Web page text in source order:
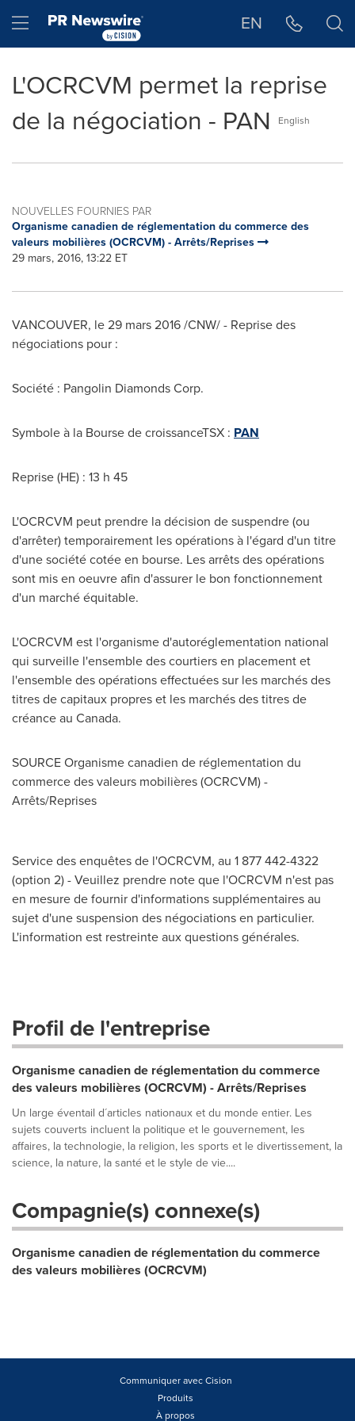
Hamburger menu EN
L'OCRCVM permet la reprise
de la négociation - PAN
English
NOUVELLES FOURNIES PAR
Organisme canadien de réglementation du commerce des
valeurs mobilières (OCRCVM) - Arrêts/Reprises
29 mars, 2016, 13:22 ET
VANCOUVER, le 29 mars 2016 /CNW/ - Reprise des
négociations pour :
Société : Pangolin Diamonds Corp.
Symbole à la Bourse de croissanceTSX : PAN
Reprise (HE) : 13 h 45
L'OCRCVM peut prendre la décision de suspendre (ou
d'arrêter) temporairement les opérations à l'égard d'un titre
d'une société cotée en bourse. Les arrêts des opérations
sont mis en oeuvre afin d'assurer le bon fonctionnement
d'un marché équitable.
L'OCRCVM est l'organisme d'autoréglementation national
qui surveille l'ensemble des courtiers en placement et
l'ensemble des opérations effectuées sur les marchés des
titres de capitaux propres et les marchés des titres de
créance au Canada.
SOURCE Organisme canadien de réglementation du
commerce des valeurs mobilières (OCRCVM) -
Arrêts/Reprises
Service des enquêtes de l'OCRCVM, au 1 877 442-4322
(option 2) - Veuillez prendre note que l'OCRCVM n'est pas
en mesure de fournir d'informations supplémentaires au
sujet d'une suspension des négociations en particulier.
L'information est restreinte aux questions générales.
Profil de l'entreprise
Organisme canadien de réglementation du commerce
des valeurs mobilières (OCRCVM) - Arrêts/Reprises
Un large éventail d´articles nationaux et du monde entier. Les
sujets couverts incluent la politique et le gouvernement, les
affaires, la technologie, la religion, les sports et le divertissement, la
science, la nature, la santé et le style de vie....
Compagnie(s) connexe(s)
Organisme canadien de réglementation du commerce
des valeurs mobilières (OCRCVM)
Communiquer avec Cision
Produits
À propos